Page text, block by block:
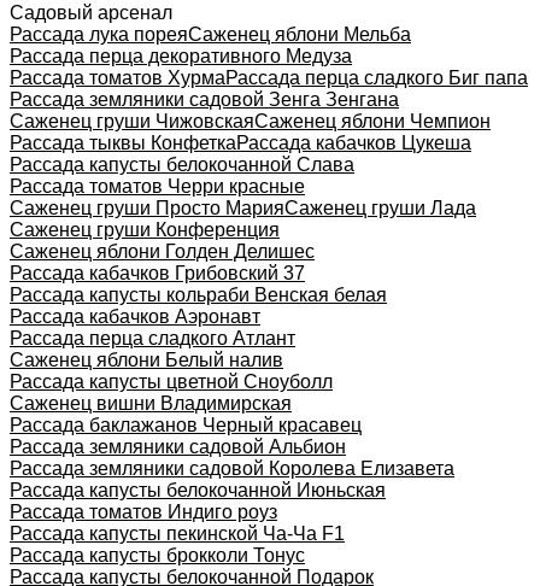
Садовый арсенал
Рассада лука пореяСаженец яблони Мельба
Рассада перца декоративного Медуза
Рассада томатов ХурмаРассада перца сладкого Биг папа
Рассада земляники садовой Зенга Зенгана
Саженец груши ЧижовскаяСаженец яблони Чемпион
Рассада тыквы КонфеткаРассада кабачков Цукеша
Рассада капусты белокочанной Слава
Рассада томатов Черри красные
Саженец груши Просто МарияСаженец груши Лада
Саженец груши Конференция
Саженец яблони Голден Делишес
Рассада кабачков Грибовский 37
Рассада капусты кольраби Венская белая
Рассада кабачков Аэронавт
Рассада перца сладкого Атлант
Саженец яблони Белый налив
Рассада капусты цветной Сноуболл
Саженец вишни Владимирская
Рассада баклажанов Черный красавец
Рассада земляники садовой Альбион
Рассада земляники садовой Королева Елизавета
Рассада капусты белокочанной Июньская
Рассада томатов Индиго роуз
Рассада капусты пекинской Ча-Ча F1
Рассада капусты брокколи Тонус
Рассада капусты белокочанной Подарок